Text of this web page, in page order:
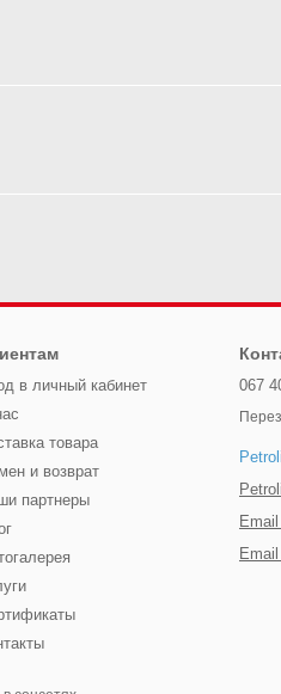
в личный кабинет
товара
и возврат
партнеры
067